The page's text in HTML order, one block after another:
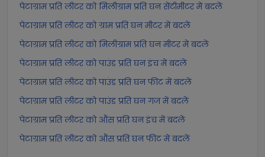
पेटाग्राम प्रति लीटर को मिलीग्राम प्रति घन सेंटीमीटर में बदलें
पेटाग्राम प्रति लीटर को ग्राम प्रति घन मीटर में बदलें
पेटाग्राम प्रति लीटर को मिलीग्राम प्रति घन मीटर में बदलें
पेटाग्राम प्रति लीटर को पाउंड प्रति घन इंच में बदलें
पेटाग्राम प्रति लीटर को पाउंड प्रति घन फीट में बदलें
पेटाग्राम प्रति लीटर को पाउंड प्रति घन गज में बदलें
पेटाग्राम प्रति लीटर को औंस प्रति घन इंच में बदलें
पेटाग्राम प्रति लीटर को औंस प्रति घन फीट में बदलें